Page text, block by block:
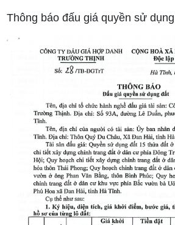
Thông báo đấu giá quyền sử